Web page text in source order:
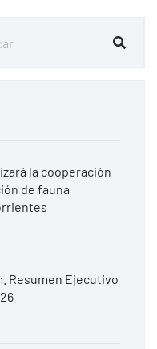
la cooperación
de fauna
Resumen Ejecutivo